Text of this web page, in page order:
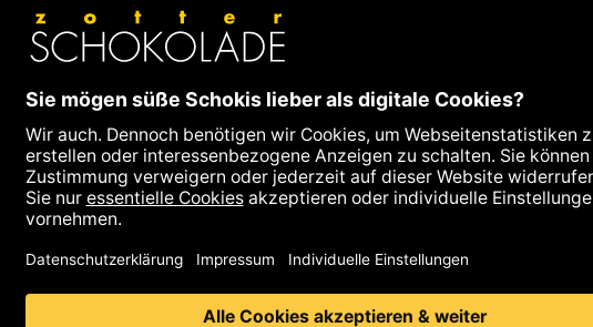
*aus fairem Handel, Fair-Handelsanteil insgesamt: 65%
Kann Spuren von Schalenfrüchten aller Art, Eiern, Gluten und
Sesam enthalten.
Hinweis auf Allergene
Nährwerte